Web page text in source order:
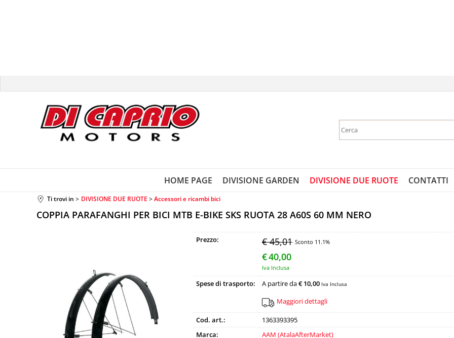
nome utente
clicca sul
HOME PAGE DIVISIONE GARDEN DIVISIONE DUE RUOTE CONTATTI
Ti trovi in DIVISIONE DUE RUOTE Accessori e ricambi bici
COPPIA PARAFANGHI PER BICI MTB E-BIKE SKS RUOTA 28 A60S 60 MM NERO
Prezzo: € 45,01 Sconto 11.1%
€40,00
Iva Inclusa
Spese di trasporto: A partire da€ 10,00 Iva Inclusa
Maggiori dettagli
Cod. art.:
1363393395
Marca:
AAM (AtalaAfterMarket)